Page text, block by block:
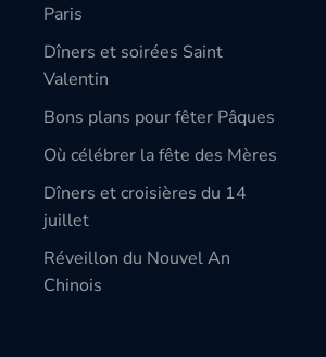
Paris
Dîners et soirées Saint
Valentin
Bons plans pour fêter Pâques
Où célébrer la fête des Mères
Dîners et croisières du 14
juillet
Réveillon du Nouvel An
Chinois